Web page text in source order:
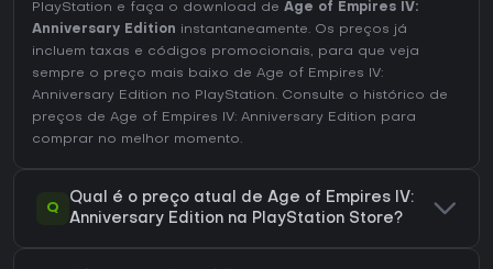
PlayStation e faça o download de Age of Empires IV:
Anniversary Edition instantaneamente. Os preços já
incluem taxas e códigos promocionais, para que veja
sempre o preço mais baixo de Age of Empires IV:
Anniversary Edition no PlayStation. Consulte o histórico de
preços de Age of Empires IV: Anniversary Edition para
comprar no melhor momento.
Q
Qual é o preço atual de Age of Empires IV:
Anniversary Edition na PlayStation Store?